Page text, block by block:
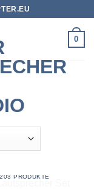
0
203 PRODUKTE